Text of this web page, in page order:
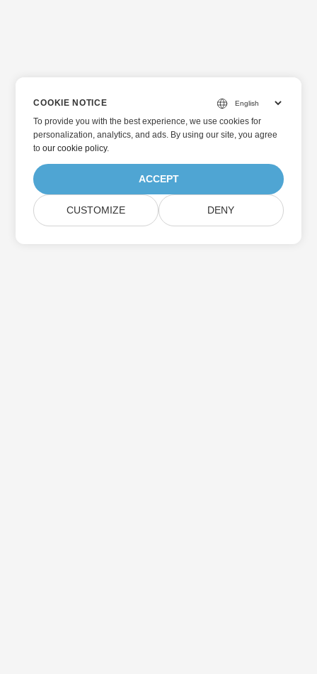
COOKIE NOTICE
To provide you with the best experience, we use cookies for
personalization, analytics, and ads. By using our site, you agree
toour cookie policy.
ACCEPT
CUSTOMIZE DENY